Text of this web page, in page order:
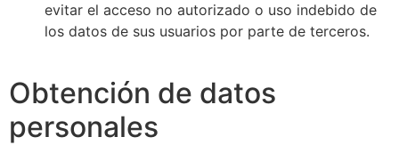
evitar el acceso no autorizado o uso indebido de
los datos de sus usuarios por parte de terceros.
Obtención de datos
personales